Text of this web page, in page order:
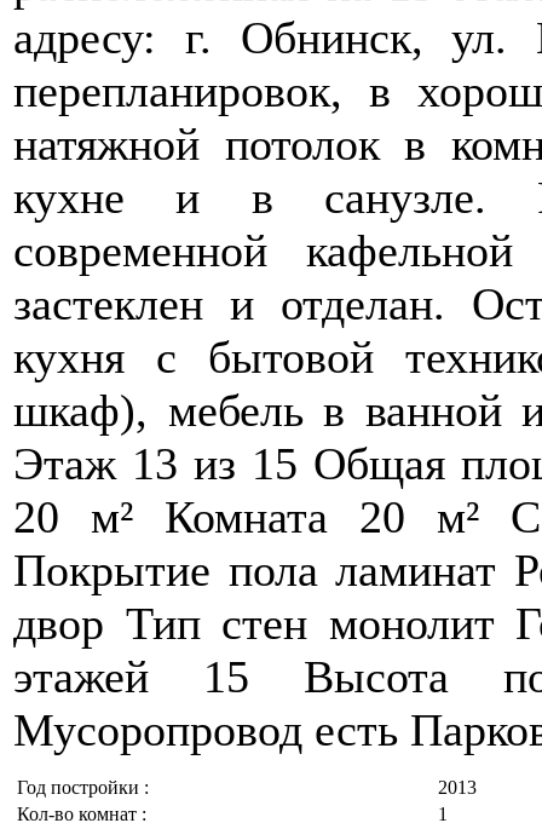
адресу: г. Обнинск,
перепланировок, в
натяжной потолок в
кухне и в санузле.
современной
застеклен и отделан.
кухня с бытовой
шкаф), мебель в ванной
Этаж 13 из 15 Общая
20 м² Комната 20 м²
Покрытие пола ламинат
двор Тип стен монолит
этажей 15 Высота
Мусоропровод есть
Год постройки :
2013
Кол-во комнат :
1